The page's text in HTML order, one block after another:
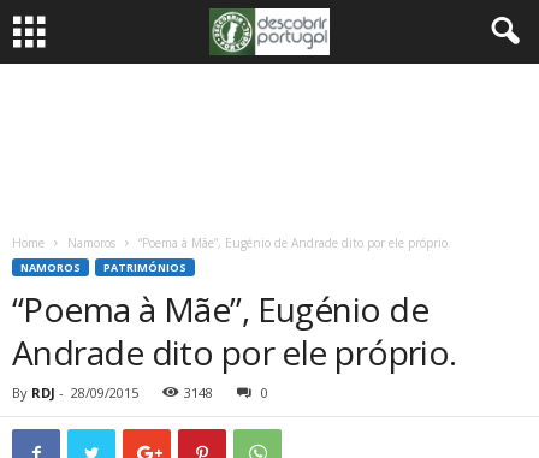
Home Namoros “Poema à Mãe”, Eugénio de Andrade dito por ele próprio.
NAMOROS PATRIMÓNIOS
“Poema à Mãe”, Eugénio de
Andrade dito por ele próprio.
By RDJ - 28/09/2015 3148 0